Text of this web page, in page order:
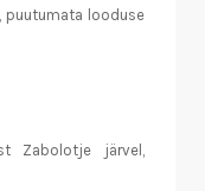
puutumata looduse
Zabolotje järvel,